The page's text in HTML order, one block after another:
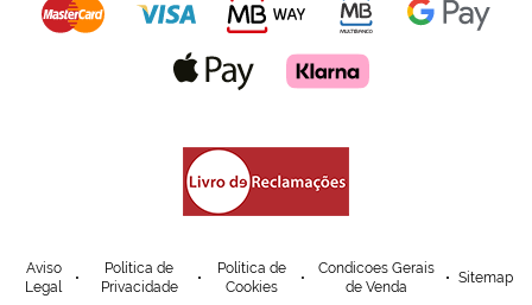
Aviso
Legal
Política de
Privacidade
Política de
Cookies
Condicoes Gerais
de Venda
Sitemap